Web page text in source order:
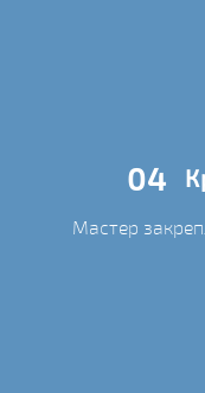
04
Мастер